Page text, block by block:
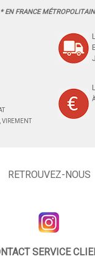
* EN FRANCE
VIREMENT
RETROUVEZ-NOUS
SERVICE